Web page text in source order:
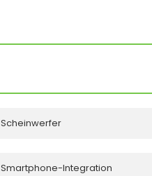
Scheinwerfer
Smartphone-Integration